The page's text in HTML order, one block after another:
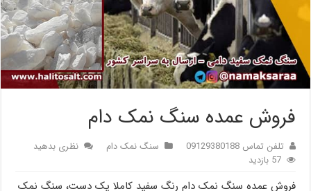
فروش عمده سنگ نمک دام
تلفن تماس 09129380188 سنگ نمک دام
نظری بدهید
57 بازدید
فروش عمده سنگ نمک دام رنگ سفید کاملا یک دست، سنگ نمک